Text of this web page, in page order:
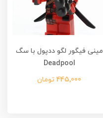
مینی فیگور لگو ددپول با سگ
Deadpool
445,000 تومان